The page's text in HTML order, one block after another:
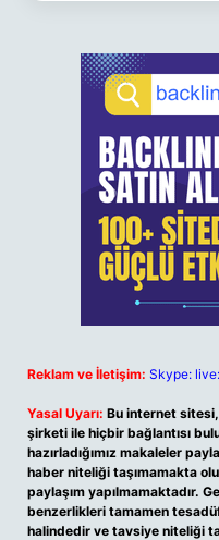
Reklam ve İletişim: Skype:
Yasal Uyarı: Bu internet
şirketi ile hiçbir bağlantısı
hazırladığımız makaleler
haber niteliği taşımamakta
paylaşım yapılmamaktadır.
benzerlikleri tamamen
halindedir ve tavsiye niteliği